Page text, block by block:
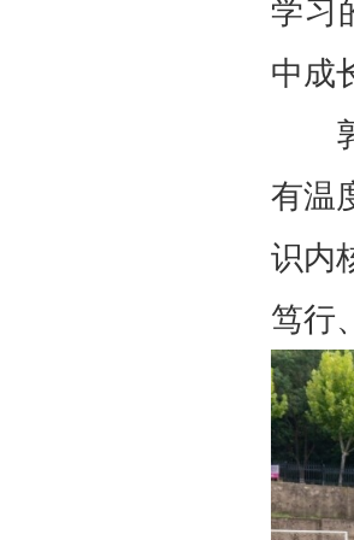
学习
中成
有温
识内
笃行